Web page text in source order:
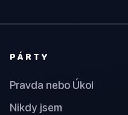
PÁRTY
Pravda nebo Úkol
Nikdy jsem